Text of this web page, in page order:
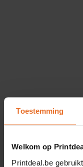
Toestemming
Welkom op
Printdeal.be